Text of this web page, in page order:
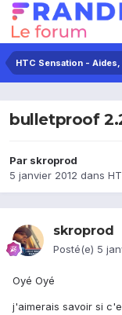
HTC Sensation -
bulletproof
Par skroprod
5 janvier 2012 dans
skroprod
Posté(e) 5
Oyé Oyé
j'aimerais savoir si